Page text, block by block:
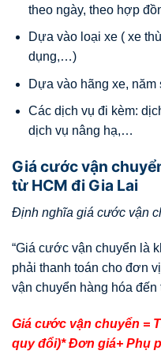
theo ngày, theo hợp
Dựa vào loại xe ( xe
dụng,…)
Dựa vào hãng xe, năm
Các dịch vụ đi kèm:
dịch vụ nâng hạ,…
Giá cước vận
từ HCM đi Gia Lai
Định nghĩa giá cước vận
“Giá cước vận chuyển là
phải thanh toán cho đơn
vận chuyển hàng hóa
Giá cước vận chuyển =
quy đổi)* Đơn giá+ Phụ